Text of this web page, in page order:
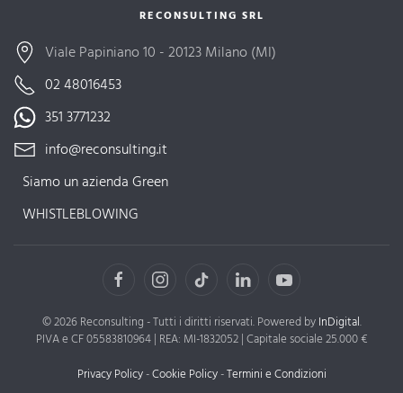
RECONSULTING SRL
Viale Papiniano 10 - 20123 Milano (MI)
02 48016453
351 3771232
info@reconsulting.it
Siamo un azienda Green
WHISTLEBLOWING
©2026Reconsulting - Tutti i diritti riservati. Powered byInDigital.
PIVA e CF 05583810964 | REA: MI-1832052 | Capitale sociale 25.000 €
Privacy Policy-Cookie Policy-Termini e Condizioni